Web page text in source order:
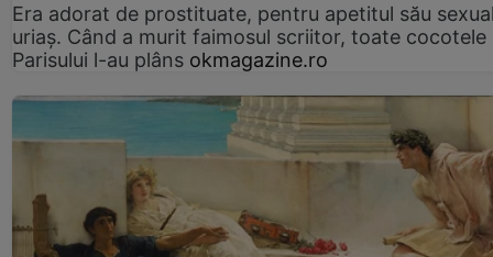
Era adorat de prostituate, pentru apetitul său
uriaș. Când a murit faimosul scriitor, toate cocotele
Parisului l-au plâns okmagazine.ro